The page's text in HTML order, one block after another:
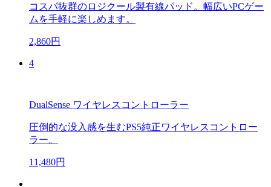
コスパ抜群のロジクール製有線パッド。幅広いPCゲー
ムを手軽に楽しめます。
2,860円
4
DualSense ワイヤレスコントローラー
圧倒的な没入感を生むPS5純正ワイヤレスコントロー
ラー。
11,480円